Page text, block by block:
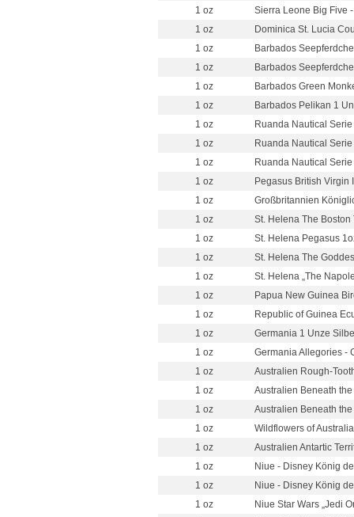
1 oz
Sierra Leone Big Five
1 oz
Dominica St. Lucia
1 oz
Barbados
1 oz
Barbados
1 oz
Barbados Green
1 oz
Barbados Pelikan 1
1 oz
Ruanda Nautical
1 oz
Ruanda Nautical
1 oz
Ruanda Nautical
1 oz
Pegasus British Virgin
1 oz
Großbritannien
1 oz
St. Helena The
1 oz
St. Helena Pegasus
1 oz
St. Helena The
1 oz
St. Helena „The
1 oz
Papua New Guinea
1 oz
Republic of Guinea
1 oz
Germania 1 Unze
1 oz
Germania Allegories -
1 oz
Australien Rough-
1 oz
Australien Beneath
1 oz
Australien Beneath
1 oz
Wildflowers of
1 oz
Australien Antartic
1 oz
Niue - Disney König
1 oz
Niue - Disney König
1 oz
Niue Star Wars „Jedi